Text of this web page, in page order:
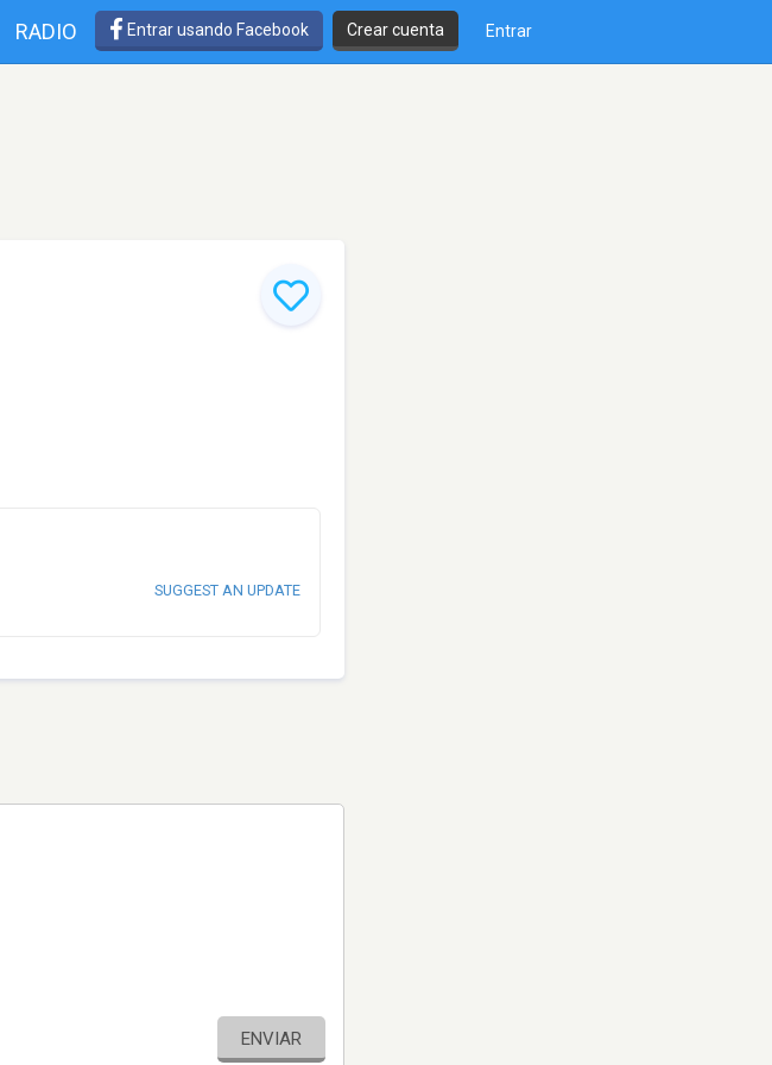
RADIO Entrar usando Facebook Crear cuenta Entrar
SUGGEST AN UPDATE
ENVIAR